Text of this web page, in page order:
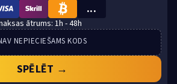
...
1h - 48h
NEPIECIEŠAMS KODS
SPĒLĒT →